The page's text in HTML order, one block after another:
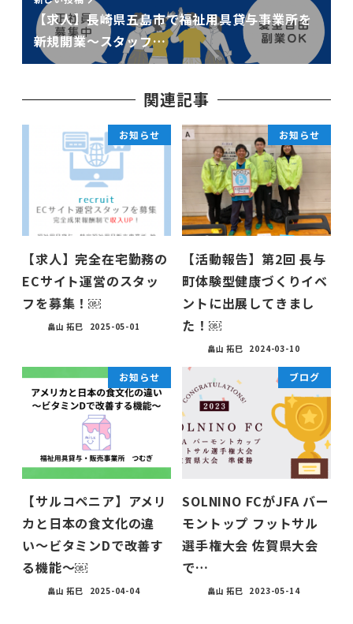
【求人】長崎県五島市で福祉用具貸与事業所を
新規開業〜スタッフ…
関連記事
お知らせ
【求人】完全在宅勤務の
ECサイト運営のスタッ
フを募集！￼
畠山 拓巳 2025-05-01
お知らせ
【活動報告】第2回 長与
町体験型健康づくりイベ
ントに出展してきまし
た！￼
畠山 拓巳 2024-03-10
お知らせ
【サルコペニア】アメリ
カと日本の食文化の違
い〜ビタミンDで改善す
る機能〜￼
畠山 拓巳 2025-04-04
ブログ
SOLNINO FCがJFA バー
モントップ フットサル
選手権大会 佐賀県大会
で…
畠山 拓巳 2023-05-14